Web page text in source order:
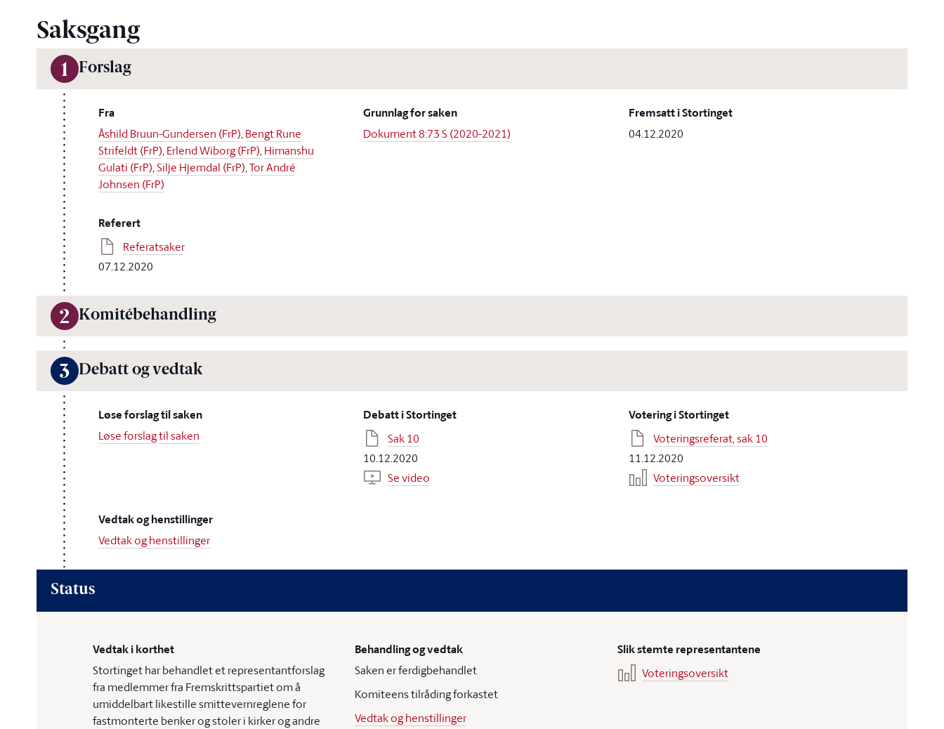
Saksgang
1 Forslag
Fra
Åshild Bruun-Gundersen (FrP),Bengt Rune
Strifeldt (FrP),Erlend Wiborg (FrP),Himanshu
Gulati (FrP),Silje Hjemdal (FrP),Tor André
Johnsen (FrP)
Grunnlag for saken
Dokument 8:73 S (2020-2021)
Fremsatt i Stortinget
04.12.2020
Referert
Referatsaker
07.12.2020
2 Komitébehandling
3 Debatt og vedtak
Løse forslag til saken
Løse forslag til saken
Debatt i Stortinget
Sak 10
10.12.2020
Se video
Votering i Stortinget
Voteringsreferat, sak 10
11.12.2020
Voteringsoversikt
Vedtak og henstillinger
Vedtak og henstillinger
Status
Vedtak i korthet
Stortinget har behandlet et representantforslag
fra medlemmer fra Fremskrittspartiet om å
umiddelbart likestille smittevernreglene for
fastmonterte benker og stoler i kirker og andre
Behandling og vedtak
Saken er ferdigbehandlet
Komiteens tilråding forkastet
Vedtak og henstillinger
Slik stemte representantene
Voteringsoversikt